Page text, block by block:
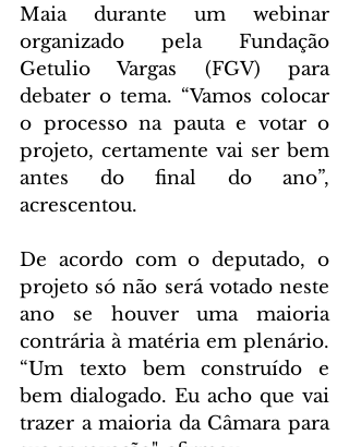
Maia durante um webinar
organizado pela Fundação
Getulio Vargas (FGV) para
debater o tema. “Vamos colocar
o processo na pauta e votar o
projeto, certamente vai ser bem
antes do final do ano”,
acrescentou.
De acordo com o deputado, o
projeto só não será votado neste
ano se houver uma maioria
contrária à matéria em plenário.
“Um texto bem construído e
bem dialogado. Eu acho que vai
trazer a maioria da Câmara para